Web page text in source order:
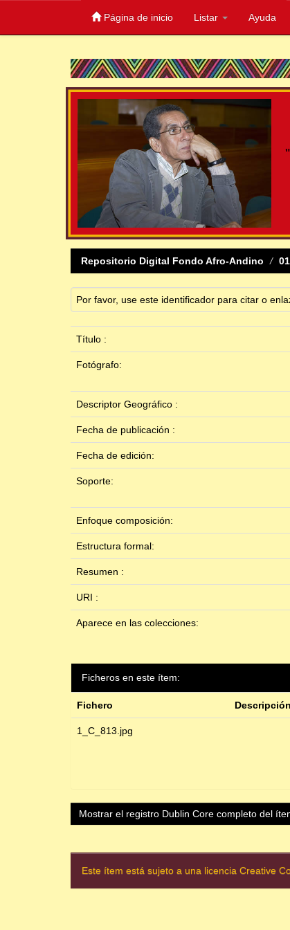
Página de inicio Listar Ayuda
Repositorio Digital Fondo Afro-Andino
Por favor, use este identificador para citar o
Título :
Fotógrafo:
Descriptor Geográfico :
Fecha de publicación :
Fecha de edición:
Soporte:
Enfoque composición:
Estructura formal:
Resumen :
URI :
Aparece en las colecciones:
Ficheros en este ítem:
Fichero Descripción
1_C_813.jpg
Mostrar el registro Dublin Core completo del
Este ítem está sujeto a una licencia Creative